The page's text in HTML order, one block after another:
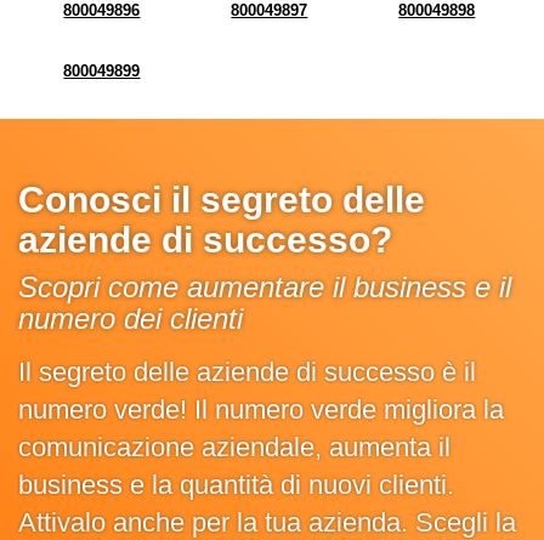
800049896 800049897 800049898
800049899
Conosci il segreto delle
aziende di successo?
Scopri come aumentare il business e il
numero dei clienti
Il segreto delle aziende di successo è il
numero verde! Il numero verde migliora la
comunicazione aziendale, aumenta il
business e la quantità di nuovi clienti.
Attivalo anche per la tua azienda. Scegli la